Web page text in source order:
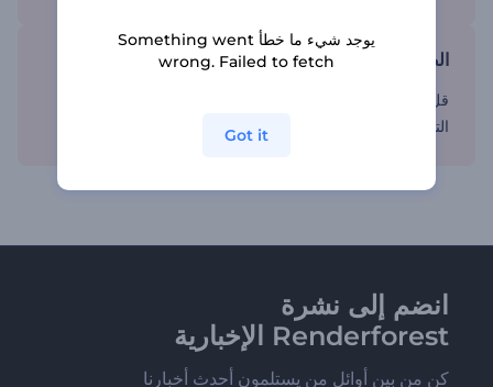
الصديق الذي يلجأ إليه أي صانع محتوى
قل وداعًا للبرامج المعقدة وقم بإنهاء محتوى يوتيوب بنماذج
التحرير.
انضم إلى نشرة
Renderforest الإخبارية
كن من بين أوائل من يستلمون أحدث أخبارنا
يوجد شيء ما خطأ Something went
wrong. Failed to fetch
Got it